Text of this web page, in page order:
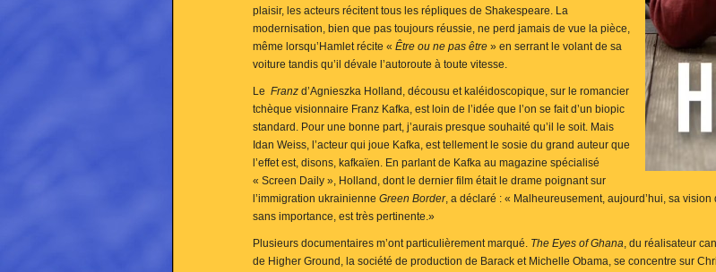
plaisir, les acteurs récitent tous les répliques de Shakespeare. La
modernisation, bien que pas toujours réussie, ne perd jamais de vue la pièce,
même lorsqu’Hamlet récite « Être ou ne pas être » en serrant le volant de sa
voiture tandis qu’il dévale l’autoroute à toute vitesse.
Le Franz d’Agnieszka Holland, décousu et kaléidoscopique, sur le romancier
tchèque visionnaire Franz Kafka, est loin de l’idée que l’on se fait d’un biopic
standard. Pour une bonne part, j’aurais presque souhaité qu’il le soit. Mais
Idan Weiss, l’acteur qui joue Kafka, est tellement le sosie du grand auteur que
l’effet est, disons, kafkaïen. En parlant de Kafka au magazine spécialisé
« Screen Daily », Holland, dont le dernier film était le drame poignant sur
l’immigration ukrainienne Green Border, a déclaré : « Malheureusement, aujourd’hui, sa
sans importance, est très pertinente.»
Plusieurs documentaires m’ont particulièrement marqué. The Eyes of Ghana, du réalisateur
de Higher Ground, la société de production de Barack et Michelle Obama, se concentre sur